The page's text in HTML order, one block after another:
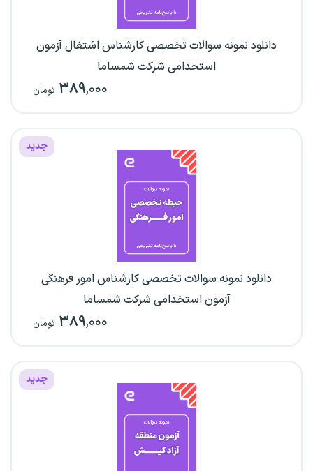
دانلود نمونه سوالات تخصصی کارشناس اشتغال آزمون
استخدامی شرکت شمساما
۳۸۹,۰۰۰ تومان
جدید
دانلود نمونه سوالات تخصصی کارشناس امور فرهنگی
آزمون استخدامی شرکت شمساما
۳۸۹,۰۰۰ تومان
جدید